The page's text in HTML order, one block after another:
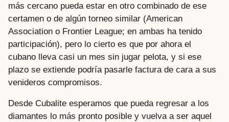
más cercano pueda estar en otro combinado de ese
certamen o de algún torneo similar (American
Association o Frontier League; en ambas ha tenido
participación), pero lo cierto es que por ahora el
cubano lleva casi un mes sin jugar pelota, y si ese
plazo se extiende podría pasarle factura de cara a sus
venideros compromisos.
Desde Cubalite esperamos que pueda regresar a los
diamantes lo más pronto posible y vuelva a ser aquel